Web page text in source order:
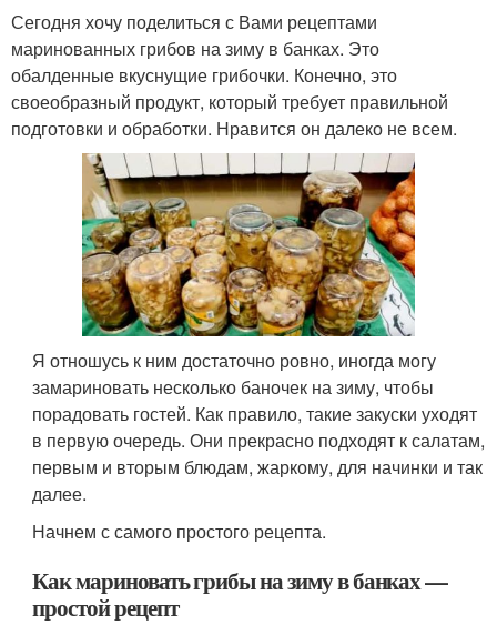
Сегодня хочу поделиться с Вами рецептами
маринованных грибов на зиму в банках. Это
обалденные вкуснущие грибочки. Конечно, это
своеобразный продукт, который требует правильной
подготовки и обработки. Нравится он далеко не всем.
Я отношусь к ним достаточно ровно, иногда могу
замариновать несколько баночек на зиму, чтобы
порадовать гостей. Как правило, такие закуски уходят
в первую очередь. Они прекрасно подходят к салатам,
первым и вторым блюдам, жаркому, для начинки и так
далее.
Начнем с самого простого рецепта.
Как мариновать грибы на зиму в банках —
простой рецепт